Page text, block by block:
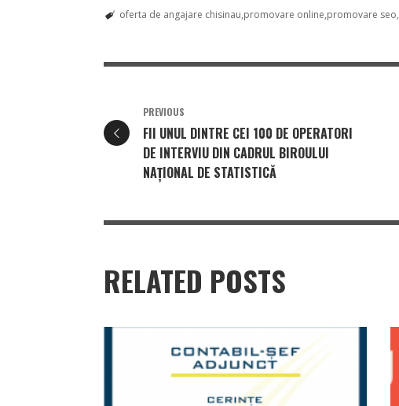
oferta de angajare chisinau promovare online promovare seo
PREVIOUS
FII UNUL DINTRE CEI 100 DE OPERATORI
DE INTERVIU DIN CADRUL BIROULUI
NAȚIONAL DE STATISTICĂ
RELATED POSTS